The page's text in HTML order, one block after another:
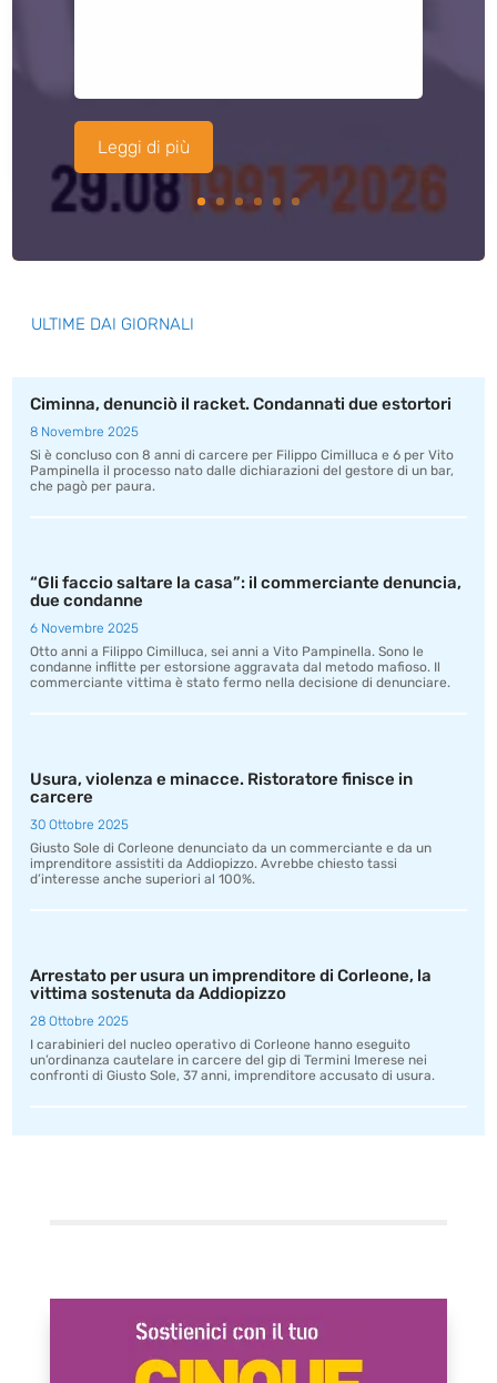
Leggi di più
ULTIME DAI GIORNALI
Ciminna, denunciò il racket. Condannati due estortori
8 Novembre 2025
Si è concluso con 8 anni di carcere per Filippo Cimilluca e 6 per Vito
Pampinella il processo nato dalle dichiarazioni del gestore di un bar,
che pagò per paura.
“Gli faccio saltare la casa”: il commerciante denuncia,
due condanne
6 Novembre 2025
Otto anni a Filippo Cimilluca, sei anni a Vito Pampinella. Sono le
condanne inflitte per estorsione aggravata dal metodo mafioso. Il
commerciante vittima è stato fermo nella decisione di denunciare.
Usura, violenza e minacce. Ristoratore finisce in
carcere
30 Ottobre 2025
Giusto Sole di Corleone denunciato da un commerciante e da un
imprenditore assistiti da Addiopizzo. Avrebbe chiesto tassi
d’interesse anche superiori al 100%.
Arrestato per usura un imprenditore di Corleone, la
vittima sostenuta da Addiopizzo
28 Ottobre 2025
I carabinieri del nucleo operativo di Corleone hanno eseguito
un’ordinanza cautelare in carcere del gip di Termini Imerese nei
confronti di Giusto Sole, 37 anni, imprenditore accusato di usura.